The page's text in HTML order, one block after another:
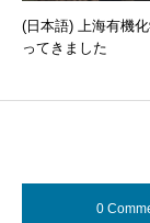
(日本語) 上海有機
ってきました
0